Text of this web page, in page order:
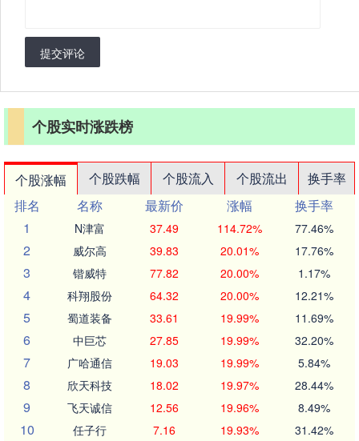
提交评论
个股实时涨跌榜
个股涨幅 个股跌幅 个股流入 个股流出
换手率
排名
名称 最新价 涨幅
换手率
1
N津富 37.49 114.72% 77.46%
2 威尔高 39.83 20.01% 17.76%
3 锴威特 77.82 20.00% 1.17%
4 科翔股份 64.32 20.00% 12.21%
5 蜀道装备 33.61 19.99% 11.69%
6 中巨芯 27.85 19.99% 32.20%
7 广哈通信 19.03 19.99% 5.84%
8 欣天科技 18.02 19.97% 28.44%
9 飞天诚信 12.56 19.96% 8.49%
10 任子行 7.16 19.93% 31.42%